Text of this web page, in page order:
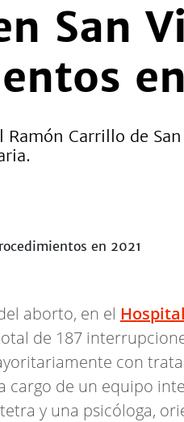
San
Carrillo de
aborto, en el Hospital
de 187
con
cargo de un equipo
y una psicóloga,